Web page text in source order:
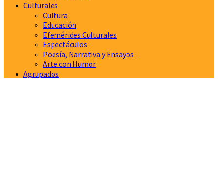
Culturales
Cultura
Educación
Efemérides Culturales
Espectáculos
Poesía, Narrativa y Ensayos
Arte con Humor
Agrupados